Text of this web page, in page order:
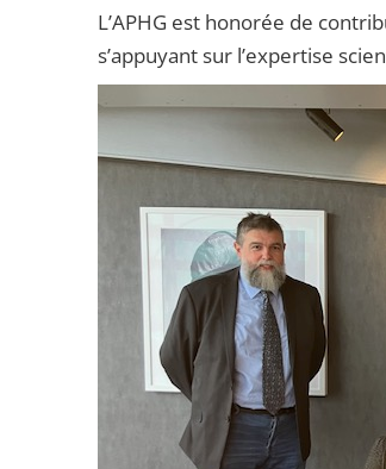
L’APHG est honorée de
s’appuyant sur l’expertise